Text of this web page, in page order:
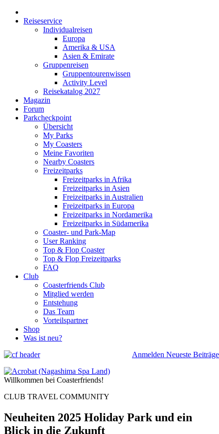
Reiseservice
Individualreisen
Europa
Amerika & USA
Asien & Emirate
Gruppenreisen
Gruppentourenwissen
Activity Level
Reisekatalog 2027
Magazin
Forum
Parkcheckpoint
Übersicht
My Parks
My Coasters
Meine Favoriten
Nearby Coasters
Freizeitparks
Freizeitparks in Afrika
Freizeitparks in Asien
Freizeitparks in Australien
Freizeitparks in Europa
Freizeitparks in Nordamerika
Freizeitparks in Südamerika
Coaster- und Park-Map
User Ranking
Top & Flop Coaster
Top & Flop Freizeitparks
FAQ
Club
Coasterfriends Club
Mitglied werden
Entstehung
Das Team
Vorteilspartner
Shop
Was ist neu?
Anmelden Neueste Beiträge
Willkommen bei Coasterfriends!
CLUB TRAVEL COMMUNITY
Neuheiten 2025 Holiday Park und ein
Blick in die Zukunft